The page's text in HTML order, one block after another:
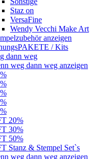
Staz on
VersaFine
Wendy Vecchi Make Art
anzeigen
/ Kits
dann weg
weg dann weg anzeigen
20%
30%
50%
Stanz & Stempel Set`s
weg dann weg anzeigen